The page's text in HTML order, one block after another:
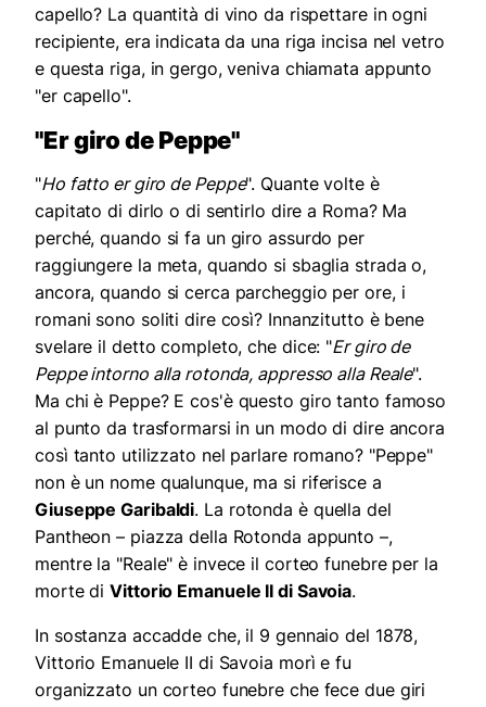
capello? La quantità di vino da rispettare in ogni
recipiente, era indicata da una riga incisa nel vetro
e questa riga, in gergo, veniva chiamata appunto
"er capello".
"Er giro de Peppe"
"Ho fatto er giro de Peppe". Quante volte è
capitato di dirlo o di sentirlo dire a Roma? Ma
perché, quando si fa un giro assurdo per
raggiungere la meta, quando si sbaglia strada o,
ancora, quando si cerca parcheggio per ore, i
romani sono soliti dire così? Innanzitutto è bene
svelare il detto completo, che dice: "Er giro de
Peppe intorno alla rotonda, appresso alla Reale".
Ma chi è Peppe? E cos'è questo giro tanto famoso
al punto da trasformarsi in un modo di dire ancora
così tanto utilizzato nel parlare romano? "Peppe"
non è un nome qualunque, ma si riferisce a
Giuseppe Garibaldi. La rotonda è quella del
Pantheon – piazza della Rotonda appunto –,
mentre la "Reale" è invece il corteo funebre per la
morte diVittorio Emanuele II di Savoia.
In sostanza accadde che, il 9 gennaio del 1878,
Vittorio Emanuele II di Savoia morì e fu
organizzato un corteo funebre che fece due giri